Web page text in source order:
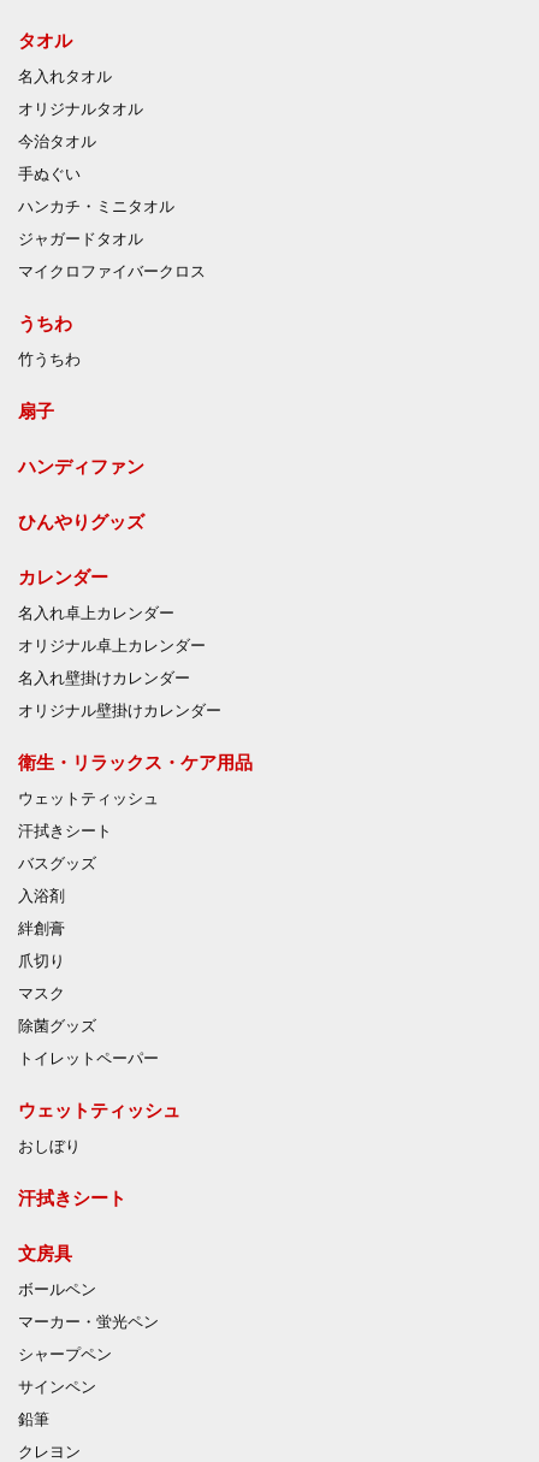
タオル
名入れタオル
オリジナルタオル
今治タオル
手ぬぐい
ハンカチ・ミニタオル
ジャガードタオル
マイクロファイバークロス
うちわ
竹うちわ
扇子
ハンディファン
ひんやりグッズ
カレンダー
名入れ卓上カレンダー
オリジナル卓上カレンダー
名入れ壁掛けカレンダー
オリジナル壁掛けカレンダー
衛生・リラックス・ケア用品
ウェットティッシュ
汗拭きシート
バスグッズ
入浴剤
絆創膏
爪切り
マスク
除菌グッズ
トイレットペーパー
ウェットティッシュ
おしぼり
汗拭きシート
文房具
ボールペン
マーカー・蛍光ペン
シャープペン
サインペン
鉛筆
クレヨン